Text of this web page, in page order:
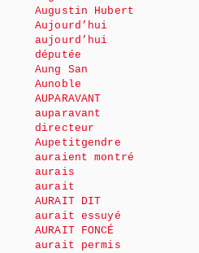
Augustin Hubert
Aujourd’hui
aujourd’hui
députée
Aung San
Aunoble
AUPARAVANT
auparavant
directeur
Aupetitgendre
auraient montré
aurais
aurait
AURAIT DIT
aurait essuyé
AURAIT FONCÉ
aurait permis